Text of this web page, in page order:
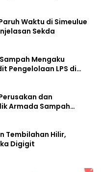
Waktu di Simeulue
Sekda
Mengaku
Pengelolaan LPS di
dan
Armada Sampah
Tembilahan Hilir,
Digigit